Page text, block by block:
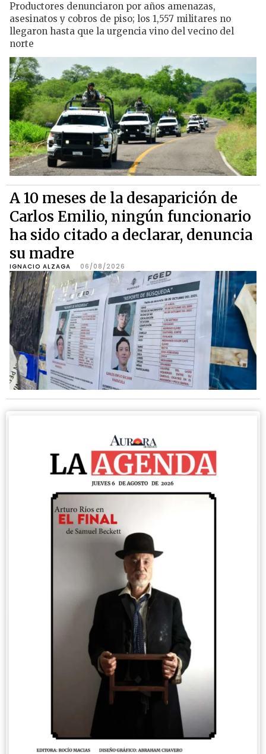
Productores denunciaron por años amenazas,
asesinatos y cobros de piso; los 1,557 militares no
llegaron hasta que la urgencia vino del vecino del
norte
A 10 meses de la desaparición de
Carlos Emilio, ningún funcionario
ha sido citado a declarar, denuncia
su madre
IGNACIO ALZAGA 06/08/2026